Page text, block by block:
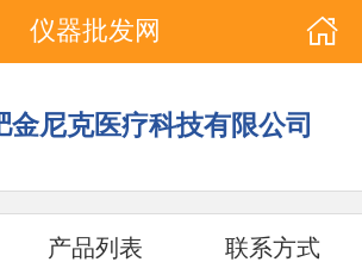
仪器批发网
金尼克医疗科技有限公司
产品列表 联系方式